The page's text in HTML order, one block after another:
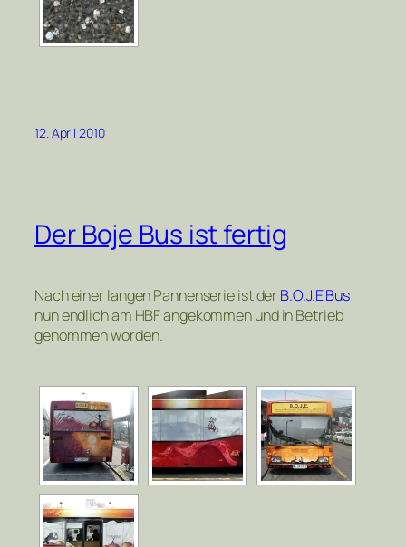
12. April 2010
Der Boje Bus ist fertig
Nach einer langen Pannenserie ist derB.O.J.E Bus
nun endlich am HBF angekommen und in Betrieb
genommen worden.